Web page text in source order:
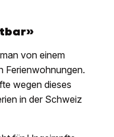
von einem
Ferienwohnungen.
wegen dieses
in der Schweiz